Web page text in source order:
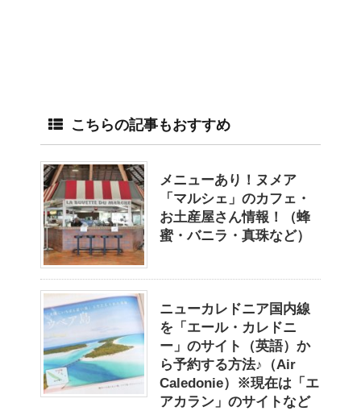
こちらの記事もおすすめ
メニューあり！ヌメア
「マルシェ」のカフェ・
お土産屋さん情報！（蜂
蜜・バニラ・真珠など）
ニューカレドニア国内線
を「エール・カレドニ
ー」のサイト（英語）か
ら予約する方法♪（Air
Caledonie）※現在は「エ
アカラン」のサイトなど